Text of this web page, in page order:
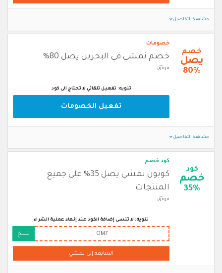
مشاهدة التفاصيل
خصم
يصل
80%
خصومات
خصم نمشي في البحرين يصل 80%
موثق
تنويه: تفعيل تلقائي لا تحتاج الى كود
تفعيل الخصومات
مشاهدة التفاصيل
كود
خصم
35%
كود خصم
كوبون نمشي يصل 35% على جميع
المنتجات
موثق
تنويه: لا تنسى إضافة الكود عند إنهاء عملية الشراء
OM7 نسخ
المتابعة إلى نمشي